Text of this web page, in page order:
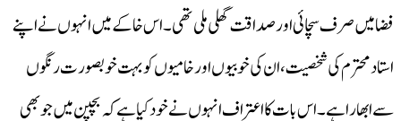
فضا میں صرف سچائی اور صداقت گھلی ملی تھی۔اس خاکے میں انہوں نے اپنے
استاد محترم کی شخصیت، ان کی خوبیوں اور خامیوں کو بہت خوبصورت رنگوں
سے ابھارا ہے۔اس بات کا اعتراف انہوں نے خود کیا ہے کہ بچپن میں جو بھی